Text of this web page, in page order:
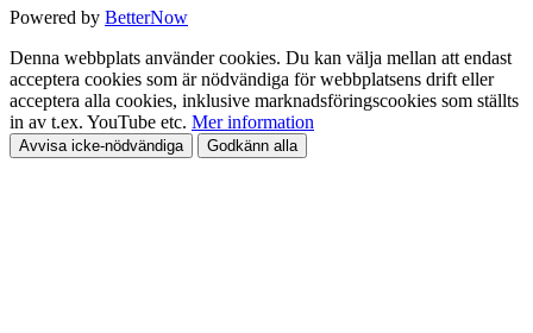
Powered by BetterNow
Denna webbplats använder cookies. Du kan välja mellan att endast
acceptera cookies som är nödvändiga för webbplatsens drift eller
acceptera alla cookies, inklusive marknadsföringscookies som ställts
in av t.ex. YouTube etc. Mer information
Avvisa icke-nödvändiga Godkänn alla